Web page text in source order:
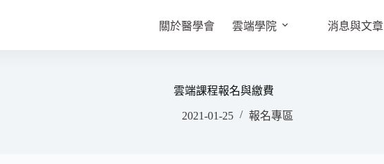
關於醫學會 雲端學院 消息與文章
雲端課程報名與繳費
2021-01-25 報名專區